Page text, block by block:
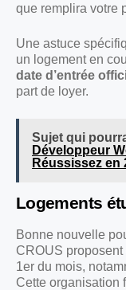
que remplira votre
Une astuce
un logement en
date d’entrée
part de loyer.
Sujet qui
Développeur
Réussissez en
Logements
Bonne nouvelle
CROUS
1er du mois,
Cette organisation